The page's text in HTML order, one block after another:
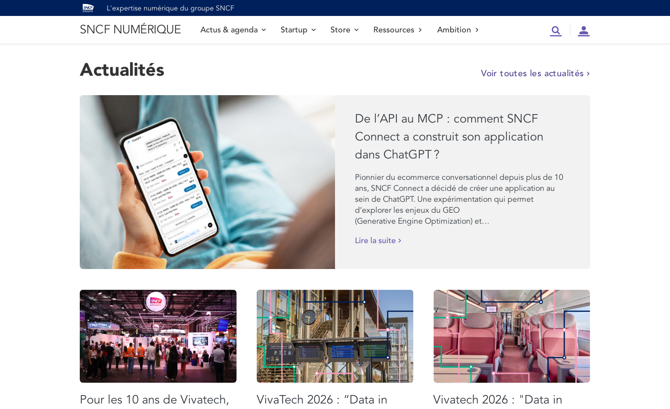
L'expertise numérique du groupe SNCF
SNCF NUMÉRIQUE Actus & agenda Startup Store Ressources Ambition RechercheCompte
Actualités Voir toutes les actualités
De l’API au MCP : comment SNCF
Connect a construit son application
dans ChatGPT ?
Pionnier du ecommerce conversationnel depuis plus de 10
ans, SNCF Connect a décidé de créer une application au
sein de ChatGPT. Une expérimentation qui permet
d’explorer les enjeux du GEO
(Generative Engine Optimization) et…
Lire la suite
Pour les 10 ans de Vivatech,
VivaTech 2026 : “Data in
Vivatech 2026 : "Data in